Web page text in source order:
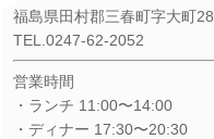
福島県田村郡三春町字大町28
TEL.0247-62-2052
営業時間
・ランチ 11:00〜14:00
・ディナー 17:30〜20:30